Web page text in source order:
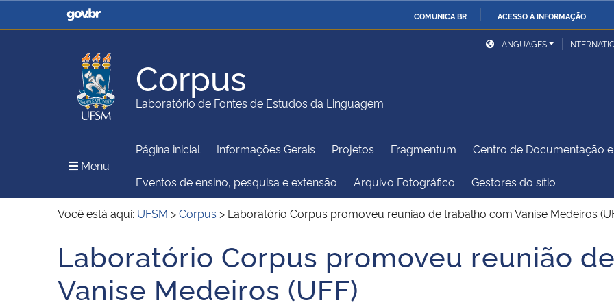
COMUNICA BR ACESSO À INFORMAÇÃO
Casa Civil
Ministério da Justiça e
Ministério da Defesa
Ministério das Relações
Exteriores
Ministério da Agricultura,
Pecuária e Abastecimento
Ministério da Educação
Ministério do Meio Ambiente Ministério do Turismo
Ministério do
Desenvolvimento Regional
União
Institucional
LANGUAGES
Corpus
Laboratório de Fontes de Estudos da Linguagem
Menu
Página inicial Informações Gerais Projetos Fragmentum Centro de Documentação
Eventos de ensino, pesquisa e extensão Arquivo Fotográfico Gestores do sítio
Você está aqui: UFSM >Corpus > Laboratório Corpus promoveu reunião de trabalho com Vanise Medeiros
Início do conteúdo
Laboratório Corpus promoveu reunião
Vanise Medeiros (UFF)